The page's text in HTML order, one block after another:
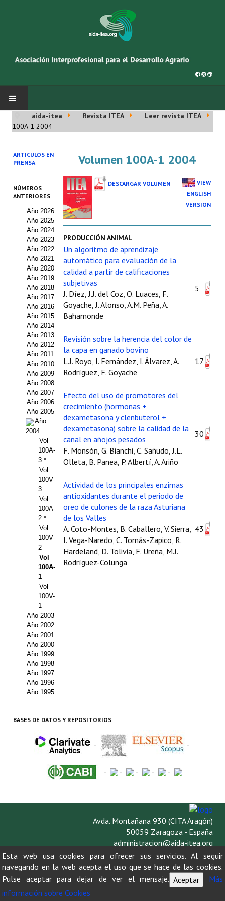
INICIO
Asociación AIDA
Cincuentenario AIDA
Organigrama
Estatutos
Hacerse socio
Noticias
Galería de Fotos
Web AIDA 2.0
REVISTA ITEA
Presentación ITEA
Equipo Editorial
Leer revista ITEA
Directrices para autores/as
Políticas Editoriales
Propuesta Volumen Especial
Sello Calidad FECYT
Premio Prensa Agraria
Buscador de Artículos
JORNADAS AIDA
Presentación Jornadas
Comunicaciones
Jornadas PAM 2026
Premio Jóvenes Investigadores
Buscador de Comunicaciones
Buscador de Comunicaciones
BUSCADOR
aida-itea Revista ITEA
Leer revista ITEA
100A-1 2004
ARTÍCULOS EN
PRENSA
NÚMEROS
ANTERIORES
Año 2026
Año 2025
Año 2024
Año 2023
Año 2022
Año 2021
Año 2020
Año 2019
Año 2018
Año 2017
Año 2016
Año 2015
Año 2014
Año 2013
Año 2012
Año 2011
Año 2010
Año 2009
Año 2008
Año 2007
Año 2006
Año 2005
Año
2004
Vol
100A-
3 *
Vol
100V-
3
Vol
100A-
2 *
Vol
100V-
2
Vol
100A-
1
Vol
100V-
1
Año 2003
Año 2002
Año 2001
Año 2000
Año 1999
Año 1998
Año 1997
Año 1996
Año 1995
Volumen 100A-1 2004
DESCARGAR VOLUMEN
VIEW
ENGLISH
VERSION
PRODUCCIÓN ANIMAL
Un algoritmo de aprendizaje
automático para evaluación de la
calidad a partir de calificaciones
subjetivas
J. Díez, J.J. del Coz, O. Luaces, F.
Goyache, J. Alonso, A.M. Peña, A.
Bahamonde
5
Revisión sobre la herencia del color de
la capa en ganado bovino
L.J. Royo, I. Fernández, I. Álvarez, A.
Rodríguez, F. Goyache
17
Efecto del uso de promotores del
crecimiento (hormonas +
dexametasona y clenbuterol +
dexametasona) sobre la calidad de la
canal en añojos pesados
F. Monsón, G. Bianchi, C. Sañudo, J.L.
Olleta, B. Panea, P. Albertí, A. Ariño
30
Actividad de los principales enzimas
antioxidantes durante el periodo de
oreo de culones de la raza Asturiana
de los Valles
A. Coto-Montes, B. Caballero, V. Sierra,
I. Vega-Naredo, C. Tomás-Zapico, R.
Hardeland, D. Tolivia, F. Ureña, M.J.
Rodríguez-Colunga
43
BASES DE DATOS Y REPOSITORIOS
- -
- - - - -
Avda. Montañana 930 (CITA Aragón)
50059 Zaragoza - España
administracion@aida-itea.org
976 716 305
AVISO LEGAL POLÍTICA DE PRIVACIDAD
Esta web usa cookies para ofrecer sus servicios. Al seguir
navegando en la web acepta el uso que se hace de las cookies.
Pulse aceptar para dejar de ver el mensaje. Aceptar
Más
información sobre Cookies